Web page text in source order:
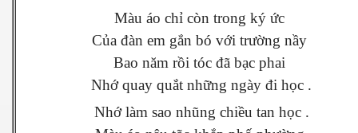
Màu áo chỉ còn trong ký ức
Của đàn em gắn bó với trường nầy
Bao năm rồi tóc đã bạc phai
Nhớ quay quắt những ngày đi học .
Nhớ làm sao nhũng chiều tan học .